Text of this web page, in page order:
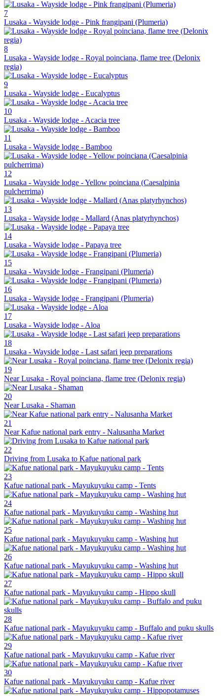
7
Lusaka - Wayside lodge - Pink frangipani (Plumeria)
8
Lusaka - Wayside lodge - Royal poinciana, flame tree (Delonix
regia)
9
Lusaka - Wayside lodge - Eucalyptus
10
Lusaka - Wayside lodge - Acacia tree
11
Lusaka - Wayside lodge - Bamboo
12
Lusaka - Wayside lodge - Yellow poinciana (Caesalpinia
pulcherrima)
13
Lusaka - Wayside lodge - Mallard (Anas platyrhynchos)
14
Lusaka - Wayside lodge - Papaya tree
15
Lusaka - Wayside lodge - Frangipani (Plumeria)
16
Lusaka - Wayside lodge - Frangipani (Plumeria)
17
Lusaka - Wayside lodge - Aloa
18
Lusaka - Wayside lodge - Last safari jeep preparations
19
Near Lusaka - Royal poinciana, flame tree (Delonix regia)
20
Near Lusaka - Shaman
21
Near Kafue national park entry - Nalusanha Market
22
Driving from Lusaka to Kafue national park
23
Kafue national park - Mayukuyuku camp - Tents
24
Kafue national park - Mayukuyuku camp - Washing hut
25
Kafue national park - Mayukuyuku camp - Washing hut
26
Kafue national park - Mayukuyuku camp - Washing hut
27
Kafue national park - Mayukuyuku camp - Hippo skull
28
Kafue national park - Mayukuyuku camp - Buffalo and puku skulls
29
Kafue national park - Mayukuyuku camp - Kafue river
30
Kafue national park - Mayukuyuku camp - Kafue river